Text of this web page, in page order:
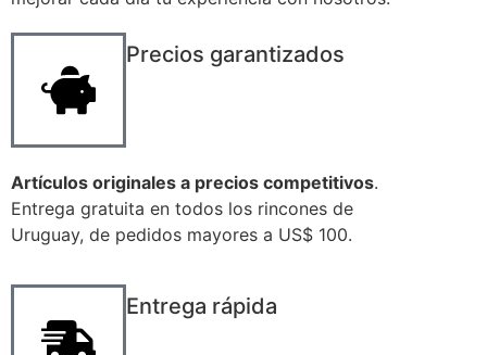
Precios garantizados
Artículos originales a precios competitivos.
Entrega gratuita en todos los rincones de
Uruguay, de pedidos mayores a US$ 100.
Entrega rápida